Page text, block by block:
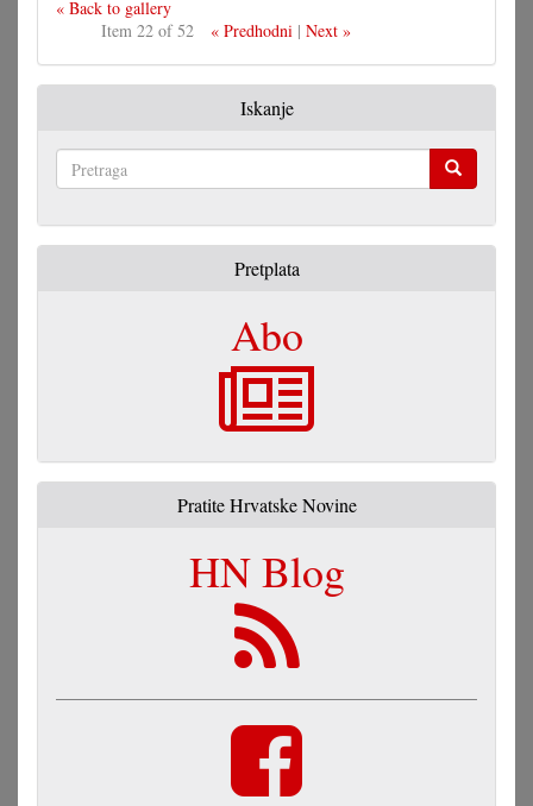
« Back to gallery
Item 22 of 52
« Predhodni| Next »
Iskanje
Pretplata
Abo
Pratite Hrvatske Novine
HN Blog